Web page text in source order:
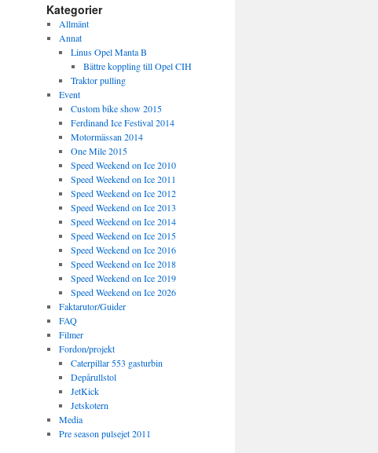
Kategorier
Allmänt
Annat
Linus Opel Manta B
Bättre koppling till Opel CIH
Traktor pulling
Event
Custom bike show 2015
Ferdinand Ice Festival 2014
Motormässan 2014
One Mile 2015
Speed Weekend on Ice 2010
Speed Weekend on Ice 2011
Speed Weekend on Ice 2012
Speed Weekend on Ice 2013
Speed Weekend on Ice 2014
Speed Weekend on Ice 2015
Speed Weekend on Ice 2016
Speed Weekend on Ice 2018
Speed Weekend on Ice 2019
Speed Weekend on Ice 2026
Faktarutor/Guider
FAQ
Filmer
Fordon/projekt
Caterpillar 553 gasturbin
Depårullstol
JetKick
Jetskotern
Media
Pre season pulsejet 2011